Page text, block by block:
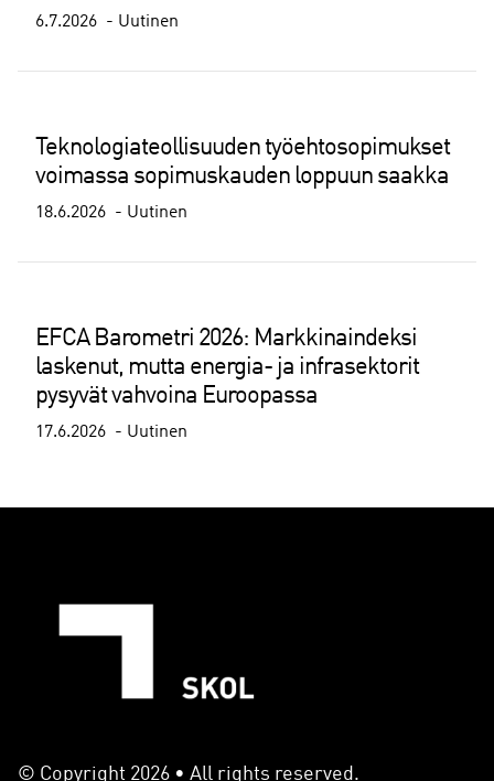
6.7.2026 Uutinen
Teknologiateollisuuden työehtosopimukset
voimassa sopimuskauden loppuun saakka
18.6.2026 Uutinen
EFCA Barometri 2026: Markkinaindeksi
laskenut, mutta energia- ja infrasektorit
pysyvät vahvoina Euroopassa
17.6.2026 Uutinen
© Copyright 2026 • All rights reserved.